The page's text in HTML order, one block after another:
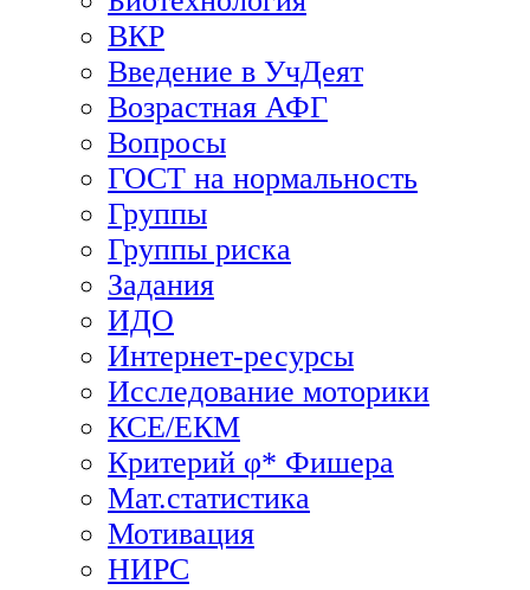
ВКР
Введение в УчДеят
Возрастная АФГ
Вопросы
ГОСТ на нормальность
Группы
Группы риска
Задания
ИДО
Интернет-ресурсы
Исследование моторики
КСЕ/ЕКМ
Критерий φ* Фишера
Мат.статистика
Мотивация
НИРС